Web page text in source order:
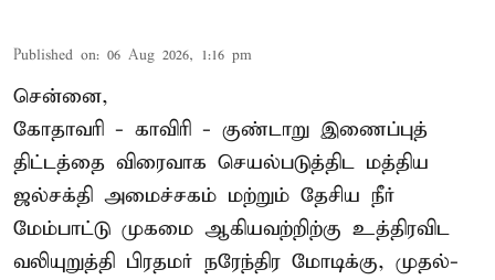
Published on: 06 Aug 2026, 1:16 pm
சென்னை,
கோதாவரி - காவிரி - குண்டாறு இணைப்புத்
திட்டத்தை விரைவாக செயல்படுத்திட மத்திய
ஜல்சக்தி அமைச்சகம் மற்றும் தேசிய நீர்
மேம்பாட்டு முகமை ஆகியவற்றிற்கு உத்திரவிட
வலியுறுத்தி பிரதமர் நரேந்திர மோடிக்கு, முதல்-